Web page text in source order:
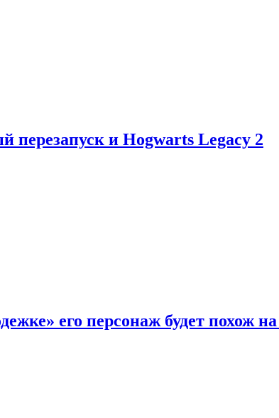
перезапуск и Hogwarts Legacy 2
его персонаж будет похож